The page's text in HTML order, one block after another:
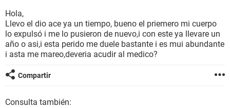
BIENESTAR
SEXUALIDAD
GLOSARIO
Hola,
Llevo el dio ace ya un tiempo, bueno el priemero mi cuerpo
lo expulsó i me lo pusieron de nuevo,i con este ya llevare un
año o asi,i esta perido me duele bastante i es mui abundante
i asta me mareo,deveria acudir al medico?
Compartir
Consulta también: